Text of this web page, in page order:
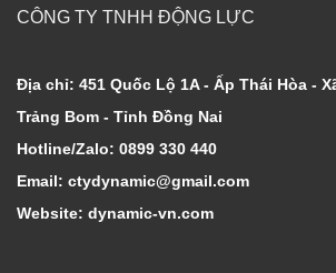
CÔNG TY TNHH ĐỘNG LỰC
Địa chỉ: 451 Quốc Lộ 1A - Ấp Thái Hòa -
Trảng Bom - Tỉnh Đồng Nai
Hotline/Zalo: 0899 330 440
Email: ctydynamic@gmail.com
Website: dynamic-vn.com